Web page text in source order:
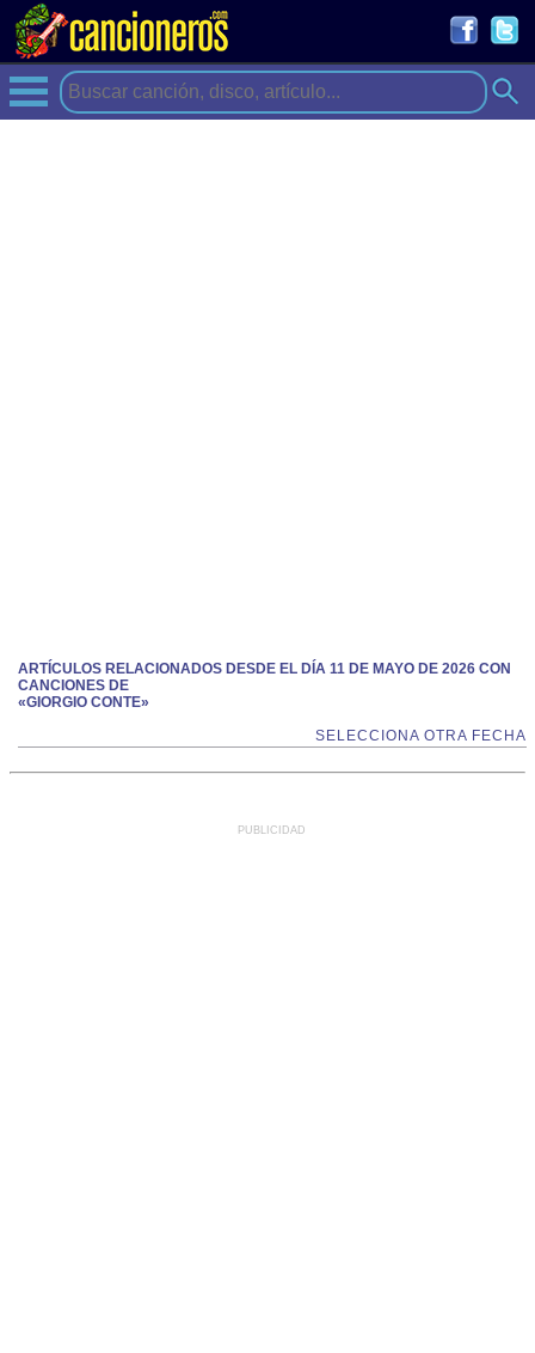
ARTÍCULOS RELACIONADOS DESDE EL DÍA 11 DE MAYO DE 2026 CON
CANCIONES DE
«GIORGIO CONTE»
SELECCIONA OTRA FECHA
PUBLICIDAD